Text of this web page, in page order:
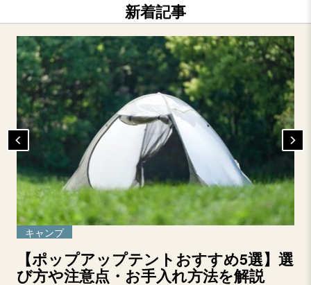
新着記事
キャンプ
【ポップアップテントおすすめ5選】選
び方や注意点・お手入れ方法を解説